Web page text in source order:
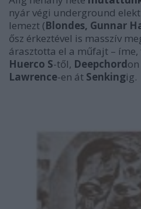
nyár végi underground
lemezt (Blondes, Gunnar
ősz érkeztével is masszív
árasztotta el a műfajt –
Huerco S-től, Deepchord
Lawrence-en át Senkingig.